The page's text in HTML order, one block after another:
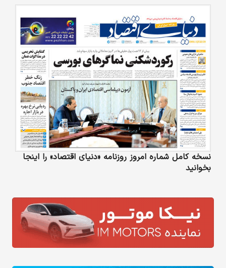
نسخه کامل شماره امروز روزنامه «دنیای‌ اقتصاد» را اینجا
بخوانید